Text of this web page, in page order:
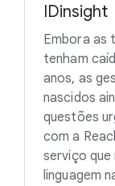
IDinsight
Embora as
tenham
anos, as
nascidos
questões
com a
serviço
linguagem